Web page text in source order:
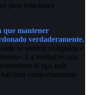
para relaciones
que mantener
verdaderamente.
se sienten obligados a
La verdad es que
el tipo más
comportamiento